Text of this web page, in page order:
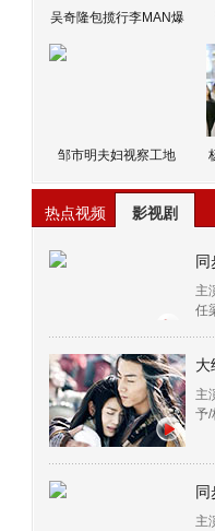
吴奇隆包揽行李MAN爆
邹市明夫妇视察工地
热点视频 影视剧
同
主
任
大
主
予/
同
主